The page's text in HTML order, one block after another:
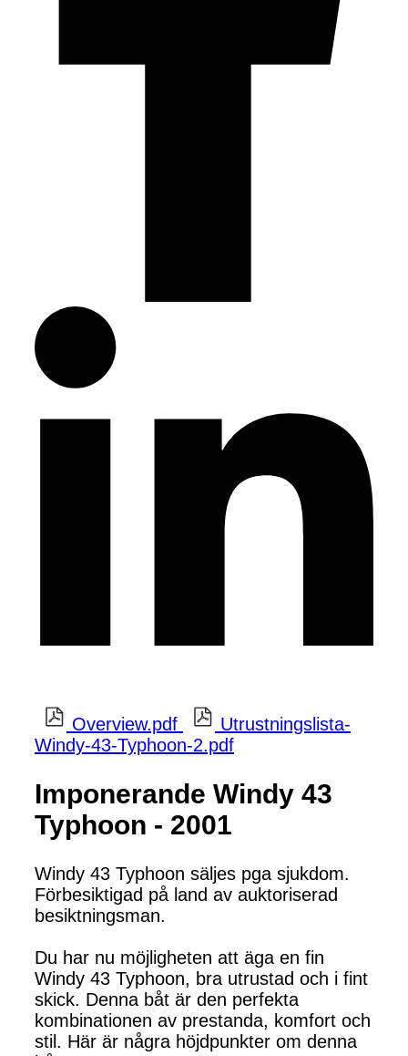
Overview.pdf
Utrustningslista-
Windy-43-Typhoon-2.pdf
Imponerande Windy 43
Typhoon - 2001
Windy 43 Typhoon säljes pga sjukdom.
Förbesiktigad på land av auktoriserad
besiktningsman.
Du har nu möjligheten att äga en fin
Windy 43 Typhoon, bra utrustad och i fint
skick. Denna båt är den perfekta
kombinationen av prestanda, komfort och
stil. Här är några höjdpunkter om denna